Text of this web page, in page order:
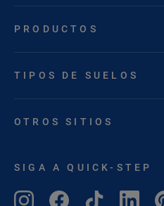
PRODUCTOS
TIPOS DE SUELOS
OTROS SITIOS
SIGA A QUICK-STEP